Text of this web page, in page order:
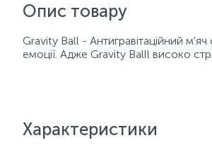
Опис товару
Gravity Ball - Антигравітаційний м'яч
емоції. Адже Gravity Balll високо
Характеристики